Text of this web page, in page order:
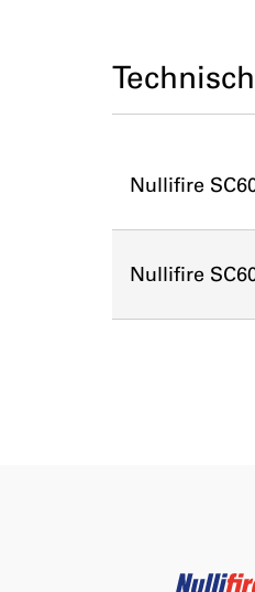
Nullifire
Nullifire